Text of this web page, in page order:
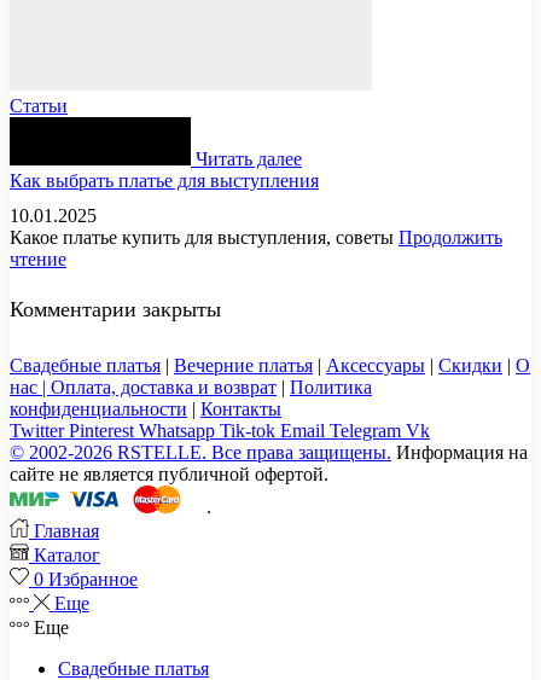
Статьи
Читать далее
Как выбрать платье для выступления
10.01.2025
Какое платье купить для выступления, советы Продолжить
чтение
Комментарии закрыты
Свадебные платья | Вечерние платья | Аксессуары | Скидки | О
нас | Оплата, доставка и возврат | Политика
конфиденциальности | Контакты
Twitter Pinterest Whatsapp Tik-tok Email Telegram Vk
© 2002-2026 RSTELLE. Все права защищены. Информация на
сайте не является публичной офертой.
.
Главная
Каталог
0 Избранное
Еще
Еще
Свадебные платья